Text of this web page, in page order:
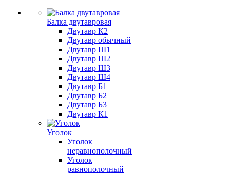
Балка двутавровая
Двутавр К2
Двутавр обычный
Двутавр Ш1
Двутавр Ш2
Двутавр Ш3
Двутавр Ш4
Двутавр Б1
Двутавр Б2
Двутавр Б3
Двутавр К1
Уголок
Уголок
неравнополочный
Уголок
равнополочный